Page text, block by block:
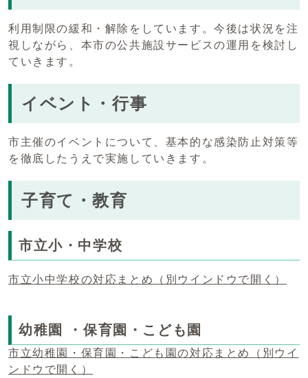
利用制限の緩和・解除をしています。今後は状況を注
視しながら、本市の公共施設サービスの運用を検討し
ていきます。
イベント・行事
市主催のイベントについて、基本的な感染防止対策等
を徹底したうえで実施していきます。
子育て・教育
市立小・中学校
市立小中学校の対応まとめ （別ウインドウで開く）
幼稚園 ・保育園・こども園
市立幼稚園・保育園・こども園の対応まとめ
（別ウイ
ンドウで開く）